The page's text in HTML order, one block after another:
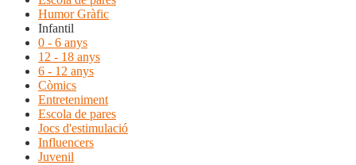
Humor Gràfic
Infantil
0 - 6 anys
12 - 18 anys
6 - 12 anys
Còmics
Entreteniment
Escola de pares
Jocs d'estimulació
Influencers
Juvenil